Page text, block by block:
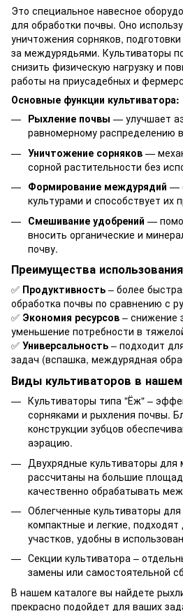
Это специальное навесное
для обработки почвы. Оно
уничтожения сорняков,
за междурядьями. Культиваторы
снизить физическую нагрузку и
работы на приусадебных и
Основные функции культиватора:
Рыхление почвы — улучшает
равномерному распределению
Уничтожение сорняков —
сорной растительности без
Формирование междурядий —
культурами и способствует их
Смешивание удобрений —
вносить органические и
почву.
Преимущества
✅ Продуктивность – более
обработка почвы по сравнению с
✅ Экономия ресурсов – снижение
уменьшение потребности в
✅ Универсальность – подходит
задач (вспашка, междурядная
Виды культиваторов в нашем
Культиваторы типа "Ёж" –
сорняками и рыхления почвы.
конструкции зубцов
аэрацию.
Двухрядные культиваторы для
рассчитаны на большие
качественно обрабатывать
Облегченные культиваторы
компактные и легкие,
участков, удобны в
Секции культиватора –
замены или самостоятельной
В нашем каталоге вы найдете
прекрасно подойдет для ваших